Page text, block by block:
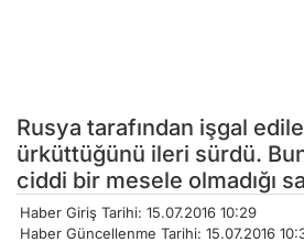
Rusya tarafından işgal
ürküttüğünü ileri sürdü.
ciddi bir mesele olmadığı
Haber Giriş Tarihi: 15.07.2016 10:29
Haber Güncellenme Tarihi: 15.07.2016